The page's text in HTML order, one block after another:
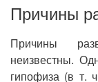
Причины
Причины
неизвестны.
гипофиза (в т.